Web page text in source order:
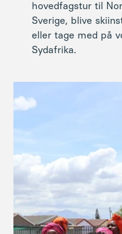
hovedfagstur til
Sverige, blive
eller tage med på
Sydafrika.